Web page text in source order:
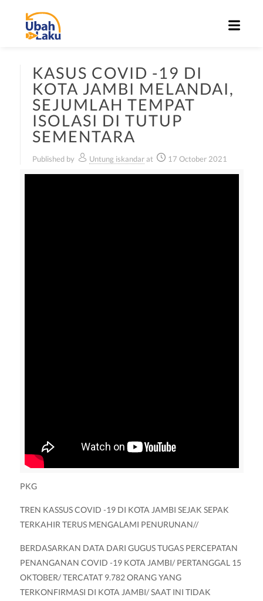
KASUS COVID -19 DI
KOTA JAMBI MELANDAI,
SEJUMLAH TEMPAT
ISOLASI DI TUTUP
SEMENTARA
Published by Untung iskandar at 17 October 2021
PKG
TREN KASSUS COVID -19 DI KOTA JAMBI SEJAK SEPAK
TERKAHIR TERUS MENGALAMI PENURUNAN//
BERDASARKAN DATA DARI GUGUS TUGAS PERCEPATAN
PENANGANAN COVID -19 KOTA JAMBI/ PERTANGGAL 15
OKTOBER/ TERCATAT 9.782 ORANG YANG
TERKONFIRMASI DI KOTA JAMBI/ SAAT INI TIDAK